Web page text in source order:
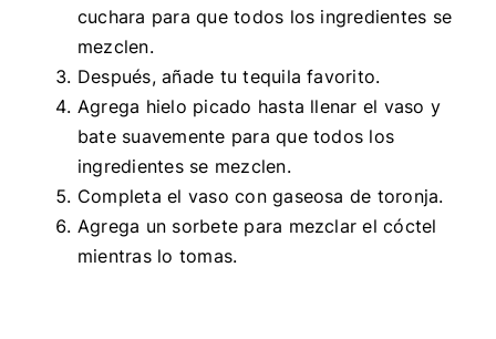
cuchara para que todos los ingredientes se
mezclen.
Después, añade tu tequila favorito.
Agrega hielo picado hasta llenar el vaso y
bate suavemente para que todos los
ingredientes se mezclen.
Completa el vaso con gaseosa de toronja.
Agrega un sorbete para mezclar el cóctel
mientras lo tomas.